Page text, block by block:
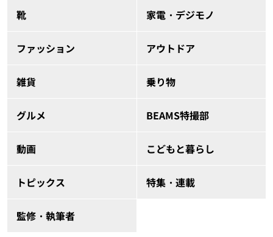
靴 家電・デジモノ
ファッション アウトドア
雑貨 乗り物
グルメ BEAMS特撮部
動画 こどもと暮らし
トピックス 特集・連載
監修・執筆者